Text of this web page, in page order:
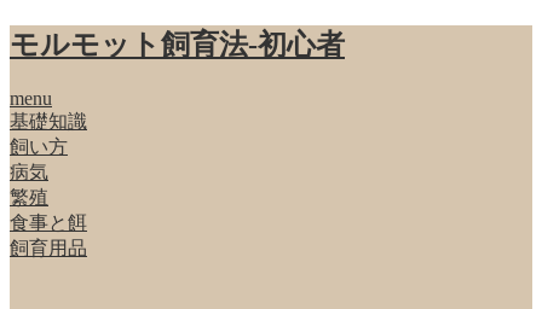
モルモット飼育法‐初心者
menu
基礎知識
飼い方
病気
繁殖
食事と餌
飼育用品